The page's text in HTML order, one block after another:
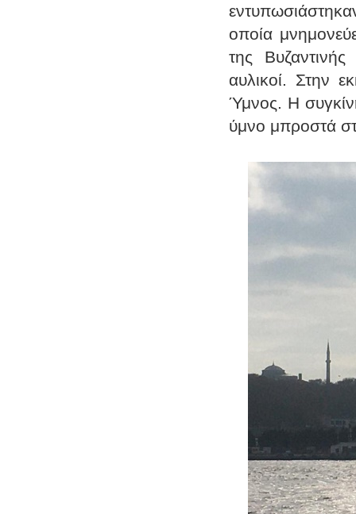
οποία
της
αυλικοί. Στην
Ύμνος. Η
ύμνο μπροστά